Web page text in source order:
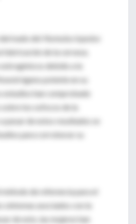
del
Humulus lupulus
fabricación de la cerveza.
debido a la
potente en su
estudios han comprobado
los sofocos de la
pesar de estos resultados se
para corroborar su
método de referencia para el
síntomas asociados con la
de esto, las mujeres han